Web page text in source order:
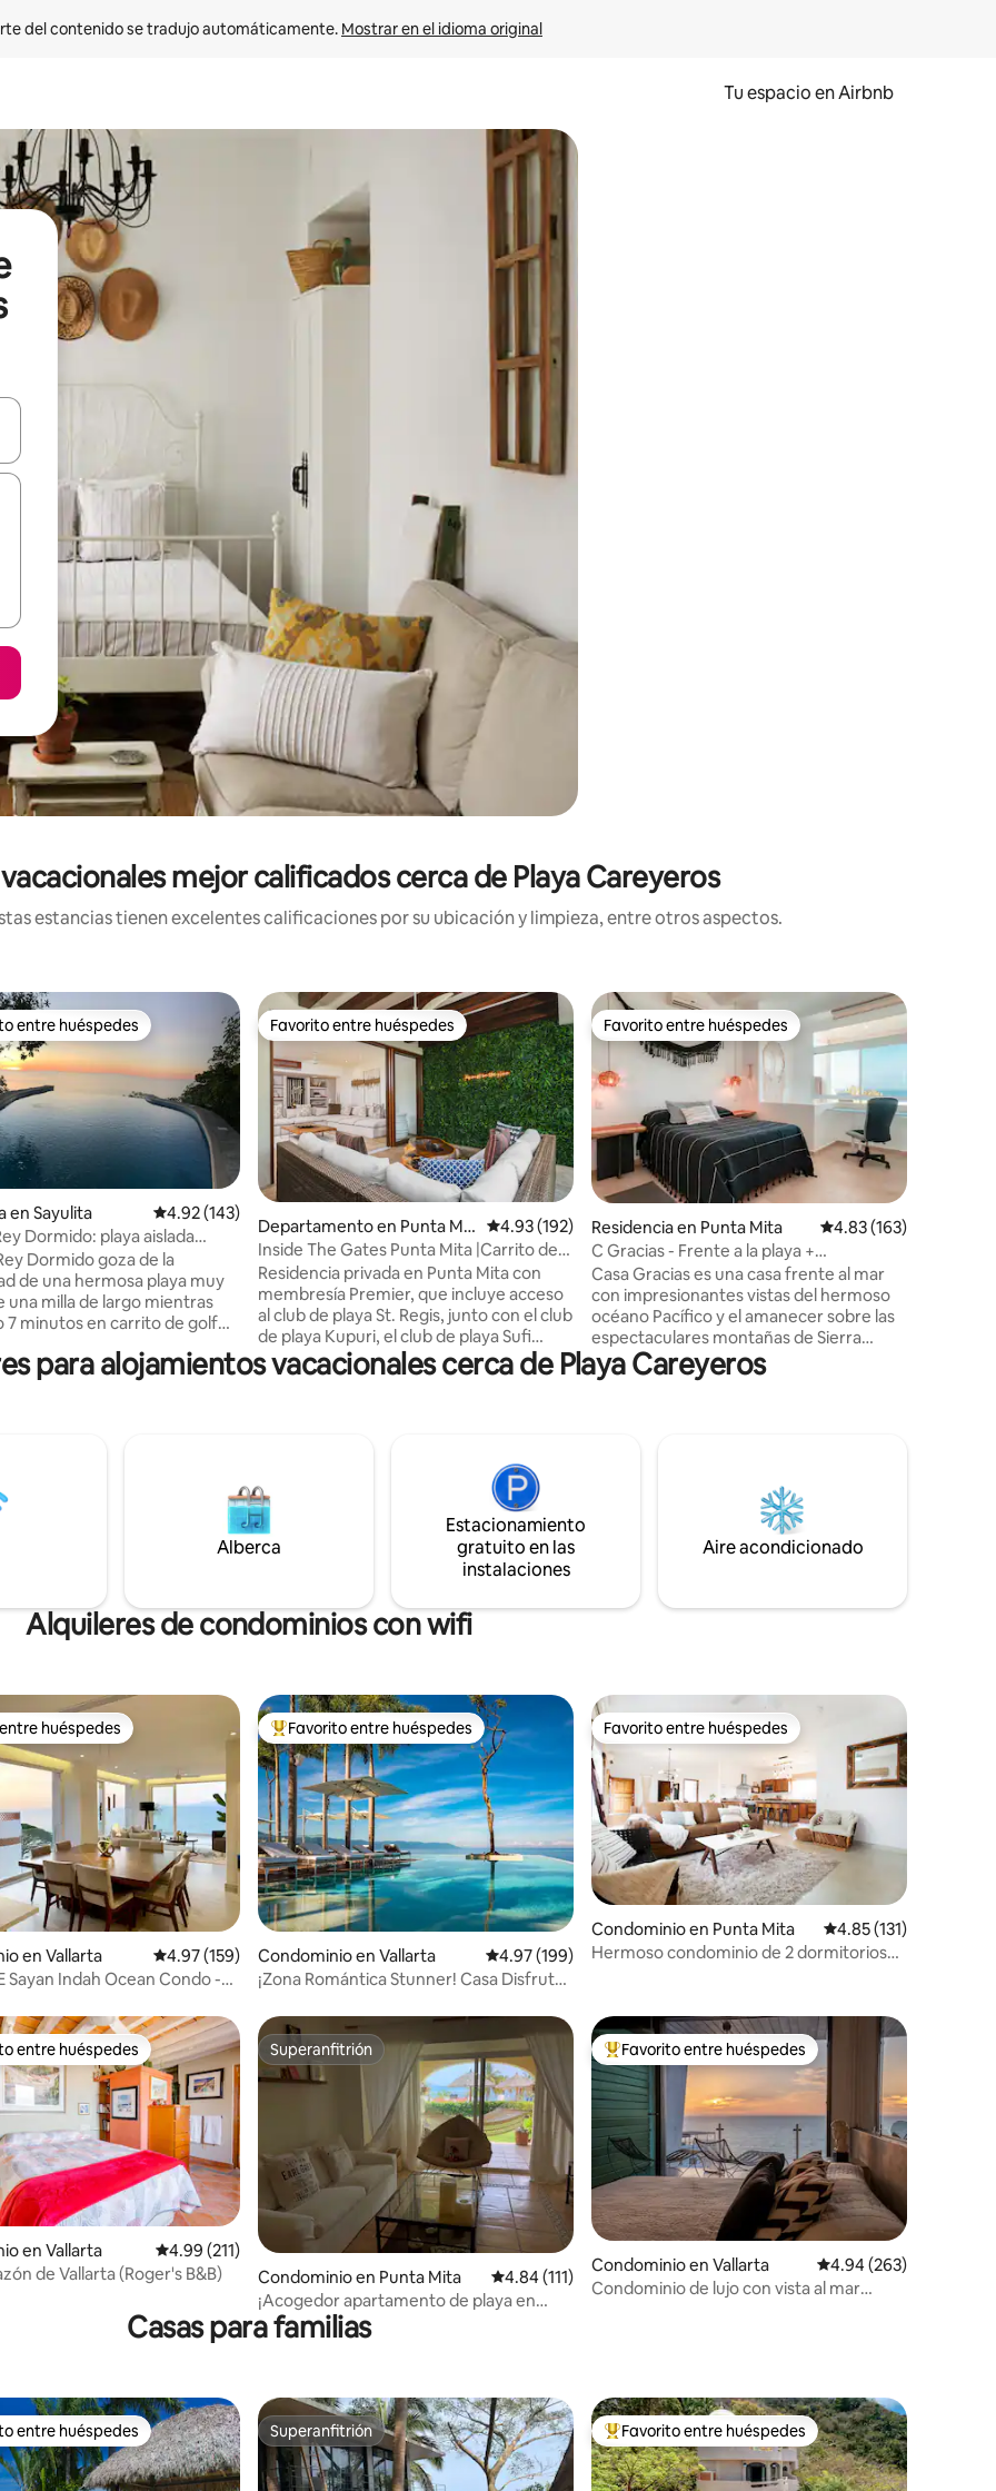
del contenido se tradujo automáticamente. Mostrar en el idioma original
Tu espacio en Airbnb
usando las teclas de las flechas hacia arriba y hacia abajo, o bien tocando y deslizando la pantalla.
mejor calificados cerca de Playa Careyeros
estancias tienen excelentes calificaciones por su ubicación y limpieza, entre otros aspectos.
de 5; 107 evaluaciones
en Favorito entre huéspedes
entre huéspedes
en Sayulita Calificación promedio: 4.92 de 5; 143 evaluaciones
4.92 (143)
Dormido: playa aislada
ciudad
Dormido goza de la
de una hermosa playa muy
una milla de largo mientras
7 minutos en carrito de golf
las ballenas o simplemente
sol y de la espectacular vista.
perfectamente la
con la proximidad a la
ciudad de Sayulita.
Favorito entre huéspedes
Favorito entre huéspedes
Departamento en Punta Mit
a
Calificación promedio: 4.93 de 5; 192 evaluaciones
4.93 (192)
Inside The Gates Punta Mita |Carrito de
golf + Conserjería
Residencia privada en Punta Mita con
membresía Premier, que incluye acceso
al club de playa St. Regis, junto con el club
de playa Kupuri, el club de playa Sufi
Ocean, el club de playa Pacifico, Sea
Breeze y El Surf Club (tarifas adicionales).
nivel de centro vacacional con la
privacidad y la comodidad de un
alojamiento bellamente decorado, ideal
para familias, parejas y estancias
prolongadas.
Favorito entre huéspedes
Favorito entre huéspedes
Residencia en Punta Mita Calificación promedio:
4.83 (163)
C Gracias - Frente a la playa +
Atardeceres épicos + DOS camas
tamaño king
Casa Gracias es una casa frente al mar
con impresionantes vistas del hermoso
océano Pacífico y el amanecer sobre las
espectaculares montañas de Sierra
Madre detrás de la casa. Situado en Playa
Careyeros, entre Punta de Mita y
mezcla de bambú inteligente y cortinas
oscuras en el dormitorio tamaño king de
abajo para noches serenas y mañanas
para alojamientos vacacionales cerca de Playa Careyeros
Alberca
Estacionamiento
gratuito en las
instalaciones
Aire acondicionado
Alquileres de condominios con wifi
5 de 5; 118 evaluaciones
huéspedes
huéspedes
en Vallarta Calificación promedio: 4.97 de 5; 159 evaluaciones
4.97 (159)
Sayan Indah Ocean Condo -
De los mejores en Favorito entre huéspedes
Favorito entre huéspedes
Condominio en Vallarta Calificación promedio: 4.97 de 5; 199 evaluaciones
4.97 (199)
¡Zona Romántica Stunner! Casa Disfruto
Favorito entre huéspedes
Favorito entre huéspedes
Condominio en Punta Mita Calificación promedio:
4.85 (131)
Hermoso condominio de 2 dormitorios
de 5; 161 evaluaciones
en Favorito entre huéspedes
entre huéspedes
en Vallarta Calificación promedio: 4.99 de 5; 211 evaluaciones
4.99 (211)
de Vallarta (Roger's B&B)
Superanfitrión
Superanfitrión
Condominio en Punta Mita Calificación promedio: 4.84 de 5; 111 evaluaciones
4.84 (111)
¡Acogedor apartamento de playa en
Punta de Mita!
De los mejores en Favorito entre huéspedes
Favorito entre huéspedes
Condominio en Vallarta Calificación promedio:
4.94 (263)
Condominio de lujo con vista al mar
Casas para familias
en Favorito entre huéspedes
entre huéspedes Superanfitrión
Superanfitrión De los mejores en Favorito entre huéspedes
Favorito entre huéspedes